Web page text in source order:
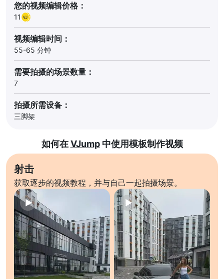
您的视频编辑价格：
11
视频编辑时间：
55-65 分钟
需要拍摄的场景数量：
7
拍摄所需设备：
三脚架
如何在VJump中使用模板制作视频
射击
获取逐步的视频教程，并与自己一起拍摄场景。